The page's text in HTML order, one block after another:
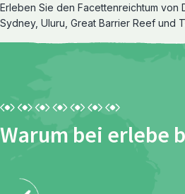
Erleben Sie den Facettenreichtum von
Sydney, Uluru, Great Barrier Reef und
Warum bei erlebe